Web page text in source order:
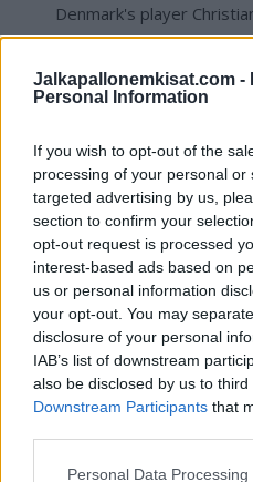
Jalkapallonemkisat.com -
Personal Information
If you wish to opt-out of the
processing of your personal
targeted advertising by us,
section to confirm your
opt-out request is processed
interest-based ads based on
us or personal information
your opt-out. You may
disclosure of your personal
IAB’s list of downstream
also be disclosed by us to
Downstream Participants that
Personal Data
Denmark's player
meeting has taken place
match officials and
communicated at 19:45
The player has been
and has been stabilised.
— UEFA EURO 2020
Jos twiitti ei näy laitteellasi voit
Twitteristä.
Virallisen tiedon mukaan
sairaalassa hereillä ja
https://twitter.com/